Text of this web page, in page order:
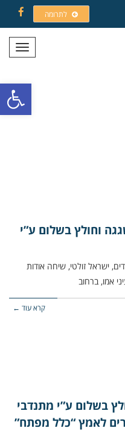
פתח
לתרומה
תפריט
וחולץ בשלום ע”י
קיבל מוקדן ידידים, ישראל זולטי, שיחה אודות
אמו, ברחוב
קרא עוד ←
בשלום ע”י מתנדבי
לאמץ “כלל מפתח”